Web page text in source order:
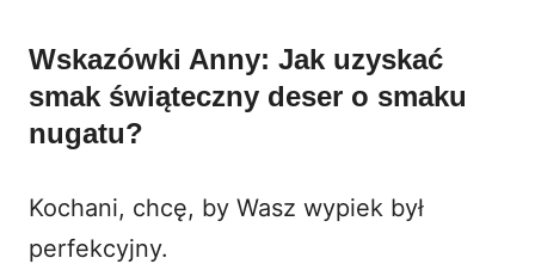
Wskazówki Anny: Jak uzyskać
smak świąteczny deser o smaku
nugatu?
Kochani, chcę, by Wasz wypiek był
perfekcyjny.